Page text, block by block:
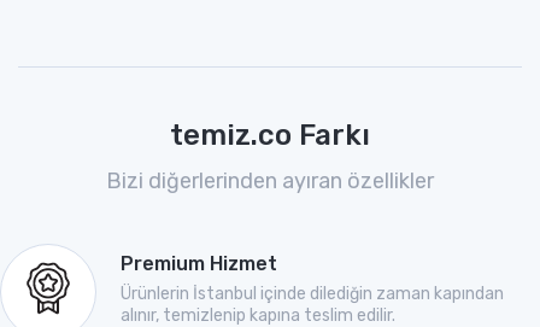
temiz.co Farkı
Bizi diğerlerinden ayıran özellikler
Premium Hizmet
Ürünlerin İstanbul içinde dilediğin zaman kapından
alınır, temizlenip kapına teslim edilir.